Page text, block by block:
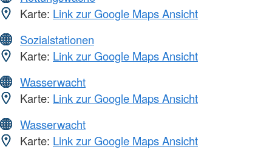
Karte: Link zur Google Maps Ansicht
Sozialstationen
Karte: Link zur Google Maps Ansicht
Wasserwacht
Karte: Link zur Google Maps Ansicht
Wasserwacht
Karte: Link zur Google Maps Ansicht